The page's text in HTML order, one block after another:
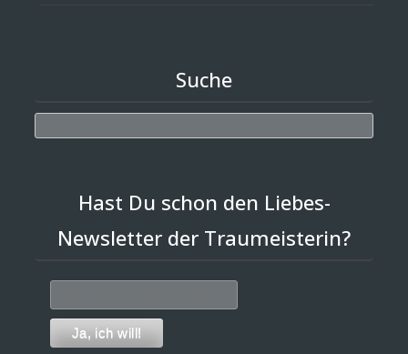
Suche
Hast Du schon den Liebes-
Newsletter der Traumeisterin?